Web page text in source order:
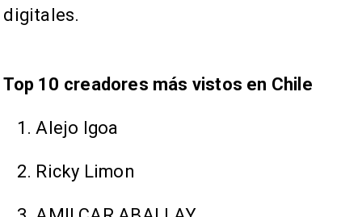
digitales.
Top 10 creadores más vistos en Chile
Alejo Igoa
Ricky Limon